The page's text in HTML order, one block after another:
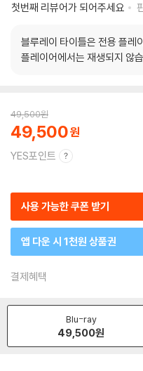
첫번째 리뷰어가 되어주세요
블루레이 타이틀은 전용 플레
플레이어에서는 재생되지 않
49,500원
49,500
YES포인트
사용 가능한 쿠폰 받기
앱 다운 시 1천원 상품권
결제혜택
Blu-ray
49,500원